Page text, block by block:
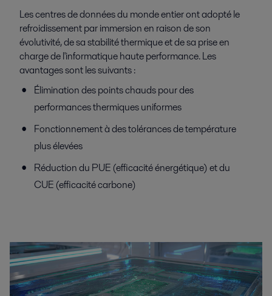
Les centres de données du monde entier ont adopté le
refroidissement par immersion en raison de son
évolutivité, de sa stabilité thermique et de sa prise en
charge de l'informatique haute performance. Les
avantages sont les suivants :
Élimination des points chauds pour des
performances thermiques uniformes
Fonctionnement à des tolérances de température
plus élevées
Réduction du PUE (efficacité énergétique) et du
CUE (efficacité carbone)